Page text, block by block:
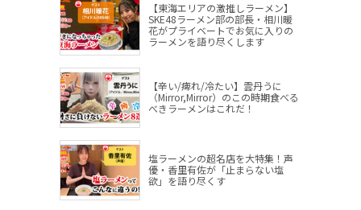
【東海エリアの激推しラーメン】
SKE48ラーメン部の部長・相川暖
花がプライベートでお気に入りの
ラーメンを語り尽くします
【辛い/痺れ/冷たい】雲丹うに
（Mirror,Mirror）のこの時期食べる
べきラーメンはこれだ！
塩ラーメンの超名店を大特集！声
優・香里有佐が「止まらない塩
欲」を語り尽くす